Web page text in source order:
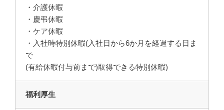
・介護休暇
・慶弔休暇
・ケア休暇
・入社時特別休暇(入社日から6か月を経過する日ま
で
(有給休暇付与前まで)取得できる特別休暇)
福利厚生